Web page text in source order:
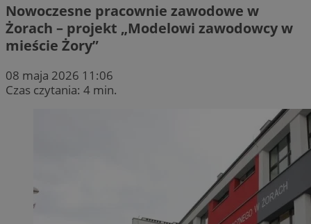
Nowoczesne pracownie zawodowe w
Żorach – projekt „Modelowi zawodowcy w
mieście Żory”
08 maja 2026 11:06
Czas czytania: 4 min.